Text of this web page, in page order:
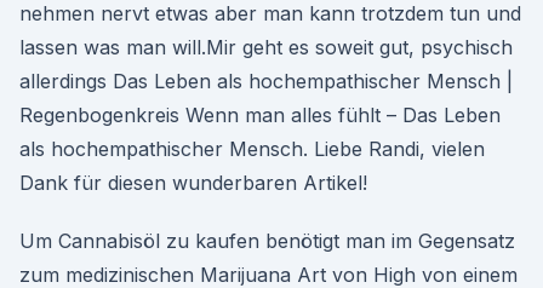
nehmen nervt etwas aber man kann trotzdem tun und
lassen was man will.Mir geht es soweit gut, psychisch
allerdings Das Leben als hochempathischer Mensch |
Regenbogenkreis Wenn man alles fühlt – Das Leben
als hochempathischer Mensch. Liebe Randi, vielen
Dank für diesen wunderbaren Artikel!
Um Cannabisöl zu kaufen benötigt man im Gegensatz
zum medizinischen Marijuana Art von High von einem